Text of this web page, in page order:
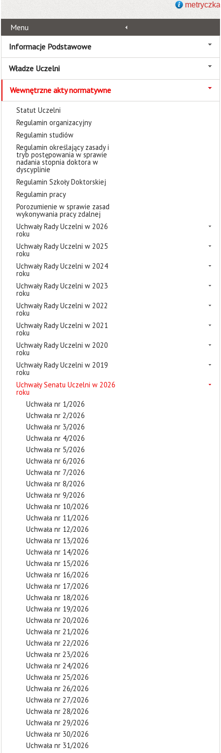
metryczka
Menu
Informacje Podstawowe
Władze Uczelni
Wewnętrzne akty normatywne
Statut Uczelni
Regulamin organizacyjny
Regulamin studiów
Regulamin określający zasady i
tryb postępowania w sprawie
nadania stopnia doktora w
dyscyplinie
Regulamin Szkoły Doktorskiej
Regulamin pracy
Porozumienie w sprawie zasad
wykonywania pracy zdalnej
Uchwały Rady Uczelni w 2026
roku
Uchwały Rady Uczelni w 2025
roku
Uchwały Rady Uczelni w 2024
roku
Uchwały Rady Uczelni w 2023
roku
Uchwały Rady Uczelni w 2022
roku
Uchwały Rady Uczelni w 2021
roku
Uchwały Rady Uczelni w 2020
roku
Uchwały Rady Uczelni w 2019
roku
Uchwały Senatu Uczelni w 2026
roku
Uchwała nr 1/2026
Uchwała nr 2/2026
Uchwała nr 3/2026
Uchwała nr 4/2026
Uchwała nr 5/2026
Uchwała nr 6/2026
Uchwała nr 7/2026
Uchwała nr 8/2026
Uchwała nr 9/2026
Uchwała nr 10/2026
Uchwała nr 11/2026
Uchwała nr 12/2026
Uchwała nr 13/2026
Uchwała nr 14/2026
Uchwała nr 15/2026
Uchwała nr 16/2026
Uchwała nr 17/2026
Uchwała nr 18/2026
Uchwała nr 19/2026
Uchwała nr 20/2026
Uchwała nr 21/2026
Uchwała nr 22/2026
Uchwała nr 23/2026
Uchwała nr 24/2026
Uchwała nr 25/2026
Uchwała nr 26/2026
Uchwała nr 27/2026
Uchwała nr 28/2026
Uchwała nr 29/2026
Uchwała nr 30/2026
Uchwała nr 31/2026